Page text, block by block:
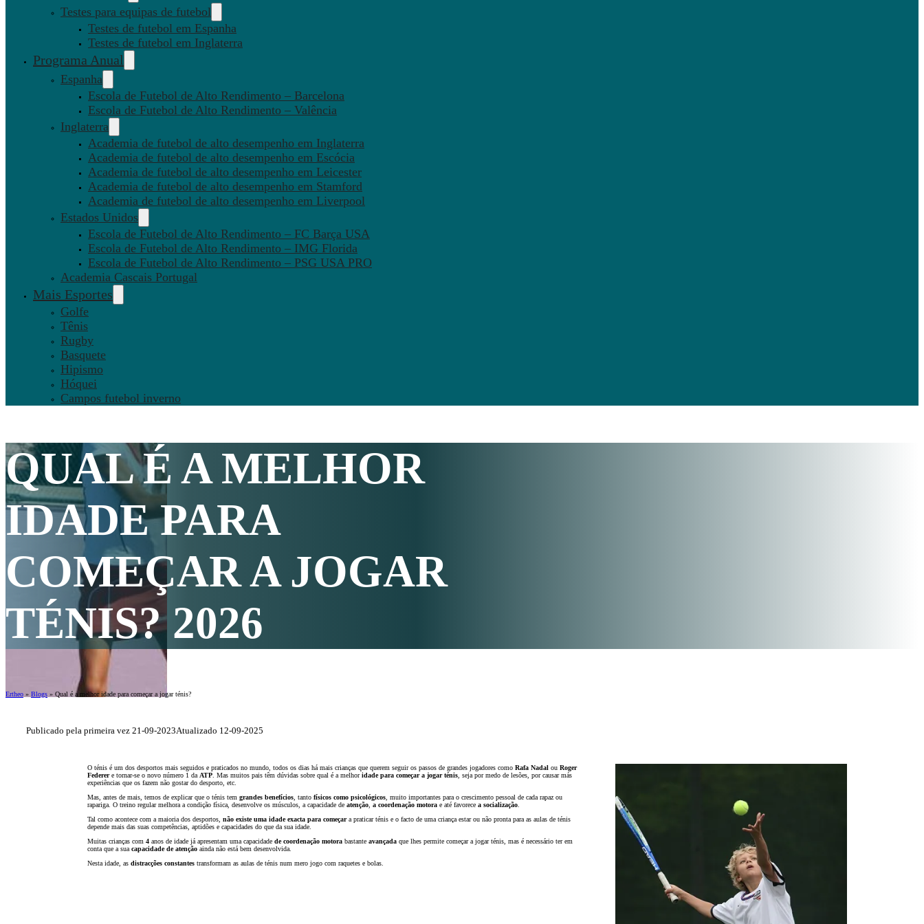
Testes para equipas de futebol
Testes de futebol em Espanha
Testes de futebol em Inglaterra
Programa Anual
Espanha
Escola de Futebol de Alto Rendimento – Barcelona
Escola de Futebol de Alto Rendimento – Valência
Inglaterra
Academia de futebol de alto desempenho em Inglaterra
Academia de futebol de alto desempenho em Escócia
Academia de futebol de alto desempenho em Leicester
Academia de futebol de alto desempenho em Stamford
Academia de futebol de alto desempenho em Liverpool
Estados Unidos
Escola de Futebol de Alto Rendimento – FC Barça USA
Escola de Futebol de Alto Rendimento – IMG Florida
Escola de Futebol de Alto Rendimento – PSG USA PRO
Academia Cascais Portugal
Mais Esportes
Golfe
Tênis
Rugby
Basquete
Hipismo
Hóquei
Campos futebol inverno
QUAL É A MELHOR
IDADE PARA
COMEÇAR A JOGAR
TÉNIS? 2026
Ertheo » Blogs » Qual é a melhor idade para começar a jogar ténis?
Publicado pela primeira vez 21-09-2023Atualizado 12-09-2025
O ténis é um dos desportos mais seguidos e praticados no mundo, todos os dias há mais crianças que querem seguir os passos de grandes jogadores como Rafa Nadal ou Roger
Federere tornar-se o novo número 1 da ATP . Mas muitos pais têm dúvidas sobre qual é a melhoridade para começar a jogar ténis , seja por medo de lesões, por causar más
experiências que os fazem não gostar do desporto, etc.
Mas, antes de mais, temos de explicar que o ténis tem grandes benefícios , tanto físicos como psicológicos , muito importantes para o crescimento pessoal de cada rapaz ou
rapariga. O treino regular melhora a condição física, desenvolve os músculos, a capacidade de atenção a coordenação motora e até favorece a socialização
Tal como acontece com a maioria dos desportos, não existe uma idade exacta para começara praticar ténis e o facto de uma criança estar ou não pronta para as aulas de ténis
depende mais das suas competências, aptidões e capacidades do que da sua idade.
Muitas crianças com 4 anos de idade já apresentam uma capacidade de coordenação motora bastante avançada que lhes permite começar a jogar ténis, mas é necessário ter em
conta que a sua capacidade de atenção ainda não está bem desenvolvida.
Nesta idade, as distracções constantes transformam as aulas de ténis num mero jogo com raquetes e bolas.